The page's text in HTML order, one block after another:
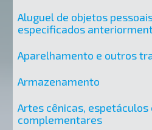
Aluguel de objetos
especificados
Aparelhamento e outros
Armazenamento
Artes cênicas,
complementares